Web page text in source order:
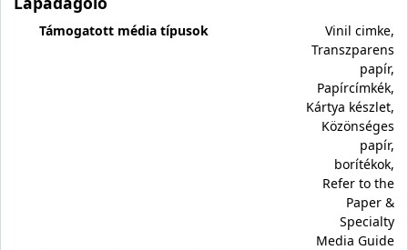
Támogatott média típusok
Vinil cimke,
Transzparens
papír,
Papírcímkék,
Kártya készlet,
Közönséges
papír,
borítékok,
Refer to the
Paper &
Specialty
Media Guide